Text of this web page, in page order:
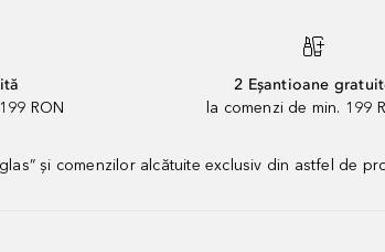
RON
2 Eșantioane
la comenzi de min. 199
și comenzilor alcătuite exclusiv din astfel de